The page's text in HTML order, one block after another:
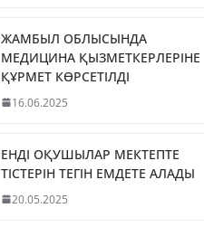
ЖАМБЫЛ ОБЛЫСЫНДА
МЕДИЦИНА ҚЫЗМЕТКЕРЛЕРІНЕ
ҚҰРМЕТ КӨРСЕТІЛДІ
16.06.2025
ЕНДІ ОҚУШЫЛАР МЕКТЕПТЕ
ТІСТЕРІН ТЕГІН ЕМДЕТЕ АЛАДЫ
20.05.2025